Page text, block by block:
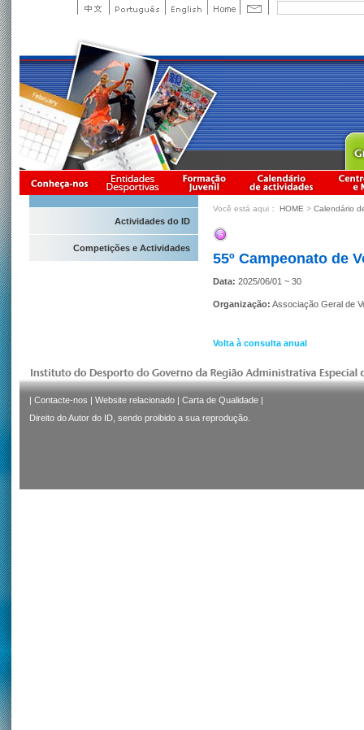
Actividades do ID
Competições e Actividades
Você está aqui： HOME > Calendário
55º Campeonato de
Data: 2025/06/01 ~ 30
Organização: Associação Geral de
Volta à consulta anual
| Contacte-nos | Website relacionado | Carta de Qualidade |
Direito do Autor do ID, sendo proibido a sua reprodução.